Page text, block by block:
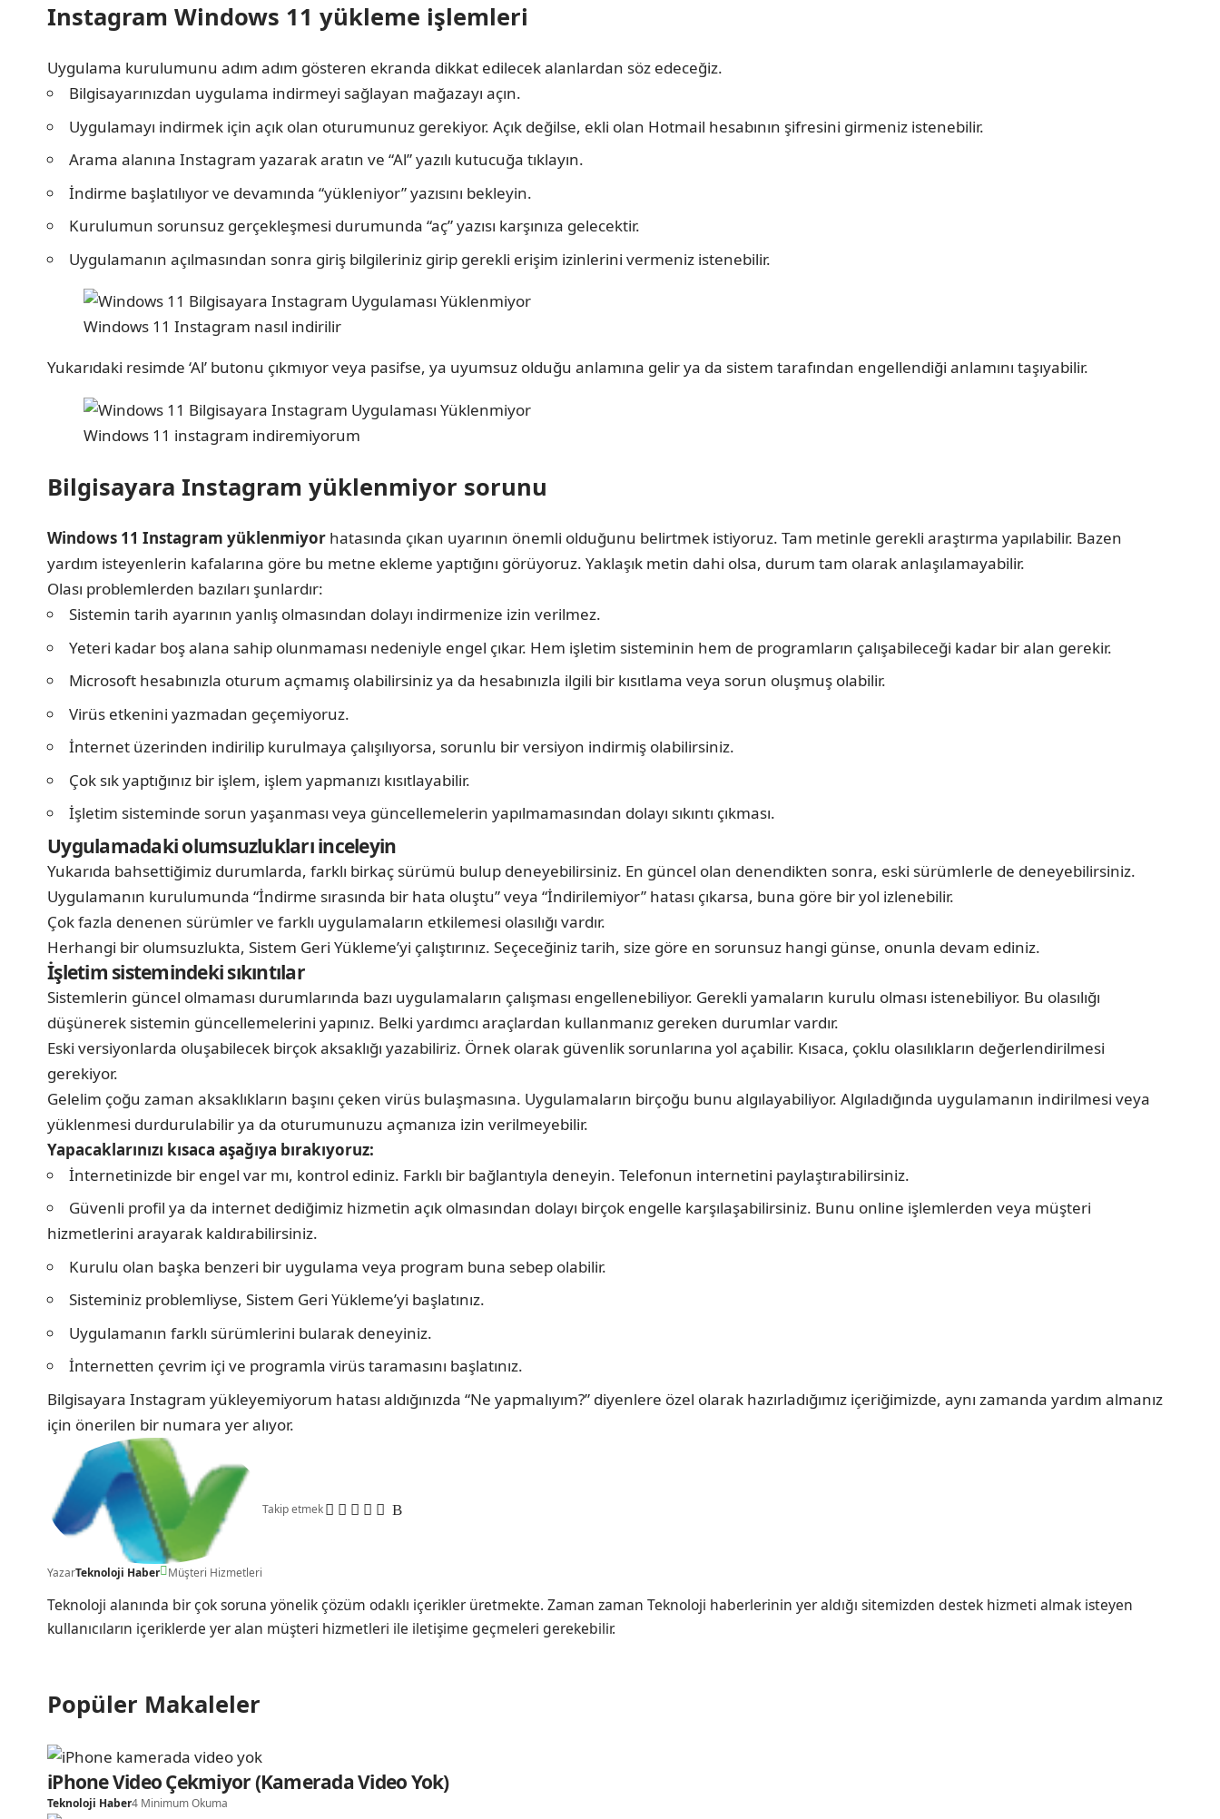
Instagram Windows 11 yükleme işlemleri
Uygulama kurulumunu adım adım gösteren ekranda dikkat edilecek alanlardan söz edeceğiz.
Bilgisayarınızdan uygulama indirmeyi sağlayan mağazayı açın.
Uygulamayı indirmek için açık olan oturumunuz gerekiyor. Açık değilse, ekli olan Hotmail hesabının şifresini girmeniz istenebilir.
Arama alanına Instagram yazarak aratın ve “Al” yazılı kutucuğa tıklayın.
İndirme başlatılıyor ve devamında “yükleniyor” yazısını bekleyin.
Kurulumun sorunsuz gerçekleşmesi durumunda “aç” yazısı karşınıza gelecektir.
Uygulamanın açılmasından sonra giriş bilgileriniz girip gerekli erişim izinlerini vermeniz istenebilir.
Windows 11 Instagram nasıl indirilir
Yukarıdaki resimde ‘Al’ butonu çıkmıyor veya pasifse, ya uyumsuz olduğu anlamına gelir ya da sistem tarafından engellendiği anlamını taşıyabilir.
Windows 11 instagram indiremiyorum
Bilgisayara Instagram yüklenmiyor sorunu
Windows 11 Instagram yüklenmiyor hatasında çıkan uyarının önemli olduğunu belirtmek istiyoruz. Tam metinle gerekli araştırma yapılabilir. Bazen
yardım isteyenlerin kafalarına göre bu metne ekleme yaptığını görüyoruz. Yaklaşık metin dahi olsa, durum tam olarak anlaşılamayabilir.
Olası problemlerden bazıları şunlardır:
Sistemin tarih ayarının yanlış olmasından dolayı indirmenize izin verilmez.
Yeteri kadar boş alana sahip olunmaması nedeniyle engel çıkar. Hem işletim sisteminin hem de programların çalışabileceği kadar bir alan gerekir.
Microsoft hesabınızla oturum açmamış olabilirsiniz ya da hesabınızla ilgili bir kısıtlama veya sorun oluşmuş olabilir.
Virüs etkenini yazmadan geçemiyoruz.
İnternet üzerinden indirilip kurulmaya çalışılıyorsa, sorunlu bir versiyon indirmiş olabilirsiniz.
Çok sık yaptığınız bir işlem, işlem yapmanızı kısıtlayabilir.
İşletim sisteminde sorun yaşanması veya güncellemelerin yapılmamasından dolayı sıkıntı çıkması.
Uygulamadaki olumsuzlukları inceleyin
Yukarıda bahsettiğimiz durumlarda, farklı birkaç sürümü bulup deneyebilirsiniz. En güncel olan denendikten sonra, eski sürümlerle de deneyebilirsiniz.
Uygulamanın kurulumunda “İndirme sırasında bir hata oluştu” veya “İndirilemiyor” hatası çıkarsa, buna göre bir yol izlenebilir.
Çok fazla denenen sürümler ve farklı uygulamaların etkilemesi olasılığı vardır.
Herhangi bir olumsuzlukta, Sistem Geri Yükleme’yi çalıştırınız. Seçeceğiniz tarih, size göre en sorunsuz hangi günse, onunla devam ediniz.
İşletim sistemindeki sıkıntılar
Sistemlerin güncel olmaması durumlarında bazı uygulamaların çalışması engellenebiliyor. Gerekli yamaların kurulu olması istenebiliyor. Bu olasılığı
düşünerek sistemin güncellemelerini yapınız. Belki yardımcı araçlardan kullanmanız gereken durumlar vardır.
Eski versiyonlarda oluşabilecek birçok aksaklığı yazabiliriz. Örnek olarak güvenlik sorunlarına yol açabilir. Kısaca, çoklu olasılıkların değerlendirilmesi
gerekiyor.
Gelelim çoğu zaman aksaklıkların başını çeken virüs bulaşmasına. Uygulamaların birçoğu bunu algılayabiliyor. Algıladığında uygulamanın indirilmesi veya
yüklenmesi durdurulabilir ya da oturumunuzu açmanıza izin verilmeyebilir.
Yapacaklarınızı kısaca aşağıya bırakıyoruz:
İnternetinizde bir engel var mı, kontrol ediniz. Farklı bir bağlantıyla deneyin. Telefonun internetini paylaştırabilirsiniz.
Güvenli profil ya da internet dediğimiz hizmetin açık olmasından dolayı birçok engelle karşılaşabilirsiniz. Bunu online işlemlerden veya müşteri
hizmetlerini arayarak kaldırabilirsiniz.
Kurulu olan başka benzeri bir uygulama veya program buna sebep olabilir.
Sisteminiz problemliyse, Sistem Geri Yükleme’yi başlatınız.
Uygulamanın farklı sürümlerini bularak deneyiniz.
İnternetten çevrim içi ve programla virüs taramasını başlatınız.
Bilgisayara Instagram yükleyemiyorum hatası aldığınızda “Ne yapmalıyım?” diyenlere özel olarak hazırladığımız içeriğimizde, aynı zamanda yardım almanız
için önerilen bir numara yer alıyor.
YazarTeknoloji Haber Müşteri Hizmetleri
Takip etmek
Teknoloji alanında bir çok soruna yönelik çözüm odaklı içerikler üretmekte. Zaman zaman Teknoloji haberlerinin yer aldığı sitemizden destek hizmeti almak isteyen
kullanıcıların içeriklerde yer alan müşteri hizmetleri ile iletişime geçmeleri gerekebilir.
Popüler Makaleler
iPhone Video Çekmiyor (Kamerada Video Yok)
Teknoloji Haber4 Minimum Okuma